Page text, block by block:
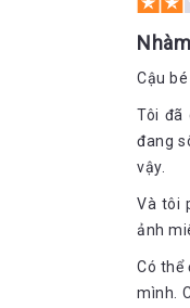
Cậu
Tôi đã
đang
vậy.
Và tôi
ảnh
Có thể
mình.